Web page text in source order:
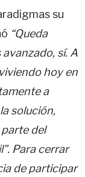
su
“Queda
sí. A
hoy en
a
solución,
del
Para cerrar
de participar